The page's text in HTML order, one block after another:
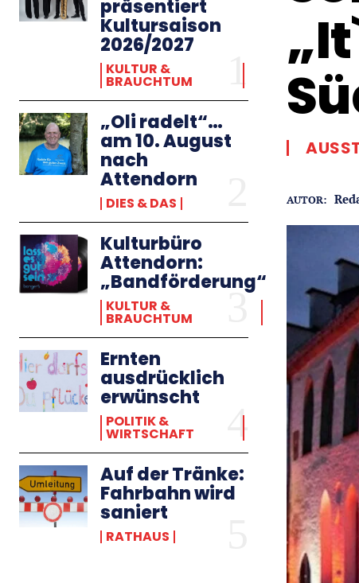
präsentiert
Kultursaison
2026/2027
KULTUR &
BRAUCHTUM
„Oli radelt“…
am 10. August
nach
Attendorn
DIES & DAS
Kulturbüro
Attendorn:
„Bandförderung“
KULTUR &
BRAUCHTUM
Ernten
ausdrücklich
erwünscht
POLITIK &
WIRTSCHAFT
Auf der Tränke:
Fahrbahn wird
saniert
RATHAUS
AUTOR: